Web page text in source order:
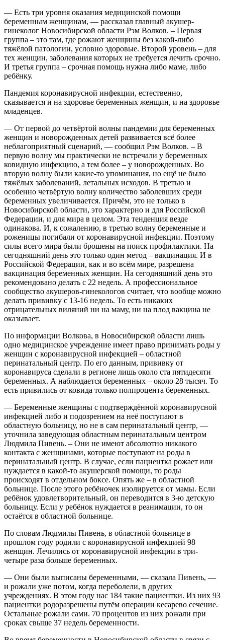
— Есть три уровня оказания медицинской помощи
беременным женщинам, — рассказал главный акушер-
гинеколог Новосибирской области Рэм Волков. – Первая
группа – это там, где рожают женщины без какой-либо
тяжёлой патологии, условно здоровые. Второй уровень – для
тех женщин, заболевания которых не требуется лечить срочно.
И третья группа – срочная помощь нужна либо маме, либо
ребёнку.
Пандемия коронавирусной инфекции, естественно,
сказывается и на здоровье беременных женщин, и на здоровье
младенцев.
— От первой до четвёртой волны пандемии для беременных
женщин и новорожденных детей развивается всё более
неблагоприятный сценарий, — сообщил Рэм Волков. – В
первую волну мы практически не встречали у беременных
ковидную инфекцию, а тем более – у новорожденных. Во
вторую волну были какие-то упоминания, но ещё не было
тяжёлых заболеваний, летальных исходов. В третью и
особенно четвёртую волну количество заболевших среди
беременных увеличивается. Причём, это не только в
Новосибирской области, это характерно и для Российской
Федерации, и для мира в целом. Эта тенденция везде
одинакова. И, к сожалению, в третью волну беременные и
роженицы погибали от коронавирусной инфекции. Поэтому
силы всего мира были брошены на поиск профилактики. На
сегодняшний день это только один метод – вакцинация. И в
Российской Федерации, как и во всём мире, разрешена
вакцинация беременных женщин. На сегодняшний день это
рекомендовано делать с 22 недель. А профессиональное
сообщество акушеров-гинекологов считает, что вообще можно
делать прививку с 13-16 недель. То есть никаких
отрицательных виляний ни на маму, ни на плод вакцина не
оказывает.
По информации Волкова, в Новосибирской области лишь
одно медицинское учреждение имеет право принимать роды у
женщин с коронавирусной инфекцией – областной
перинатальный центр. По его данным, прививку от
коронавируса сделали в регионе лишь около ста пятидесяти
беременных. А наблюдается беременных – около 28 тысяч. То
есть привились от ковида только полпроцента беременных.
— Беременные женщины с подтверждённой коронавирусной
инфекцией либо и подозрением на неё поступают в
областную больницу, но не в сам перинатальный центр, —
уточнила заведующая областным перинатальным центром
Людмила Пивень. – Они не имеют абсолютно никакого
контакта с женщинами, которые поступают на роды в
перинатальный центр. В случае, если пациентка рожает или
нуждается в какой-то акушерской помощи, то роды
происходят в отдельном боксе. Опять же – в областной
больнице. После этого ребёночек изолируется от мамы. Если
ребёнок удовлетворительный, он переводится в 3-ю детскую
больницу. Если у ребёнок нуждается в реанимации, то он
остаётся в областной больнице.
По словам Людмилы Пивень, в областной больнице в
прошлом году родили с коронавирусной инфекцией 98
женщин. Лечились от коронавирусной инфекции в три-
четыре раза больше беременных.
— Они были выписаны беременными, — сказала Пивень, —
и рожали уже потом, когда переболели, в других
учреждениях. В этом году нас 184 такие пациентки. Из них 93
пациентки родоразрешены путём операции кесарево сечение.
Остальные рожали сами. 70 процентов из них рожали при
сроках свыше 37 недель беременности.